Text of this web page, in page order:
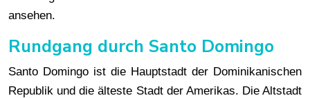
ansehen.
Rundgang durch Santo Domingo
Santo Domingo ist die Hauptstadt der Dominikanischen
Republik und die älteste Stadt der Amerikas. Die Altstadt